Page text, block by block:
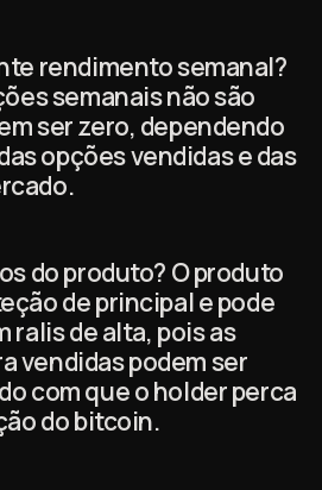
rendimento semanal?
semanais não são
ser zero, dependendo
opções vendidas e das
do produto? O produto
de principal e pode
ralis de alta, pois as
vendidas podem ser
com que o holder perca
do bitcoin.